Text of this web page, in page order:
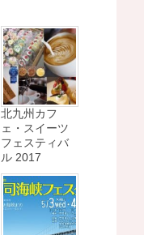
北九州カフ
ェ・スイーツ
フェスティバ
ル 2017